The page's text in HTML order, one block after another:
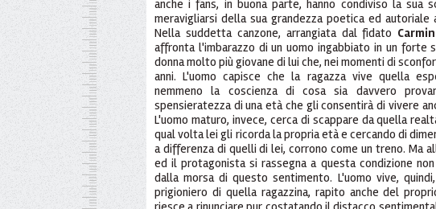
anche i fans, in buona parte, hanno condiviso la sua
meravigliarsi della sua grandezza poetica ed autoriale
Nella suddetta canzone, arrangiata dal fidato
affronta l'imbarazzo di un uomo ingabbiato in un forte
donna molto più giovane di lui che, nei momenti di
anni. L'uomo capisce che la ragazza vive quella
nemmeno la coscienza di cosa sia davvero
spensieratezza di una età che gli consentirà di vivere
L'uomo maturo, invece, cerca di scappare da quella
qual volta lei gli ricorda la propria età e cercando di
a differenza di quelli di lei, corrono come un treno. Ma
ed il protagonista si rassegna a questa condizione
dalla morsa di questo sentimento. L'uomo vive,
prigioniero di quella ragazzina, rapito anche del